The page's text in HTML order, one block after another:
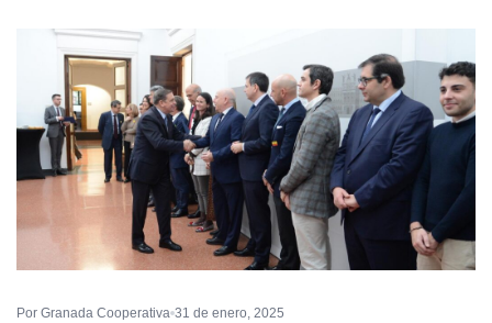
Por Granada Cooperativa 31 de enero, 2025